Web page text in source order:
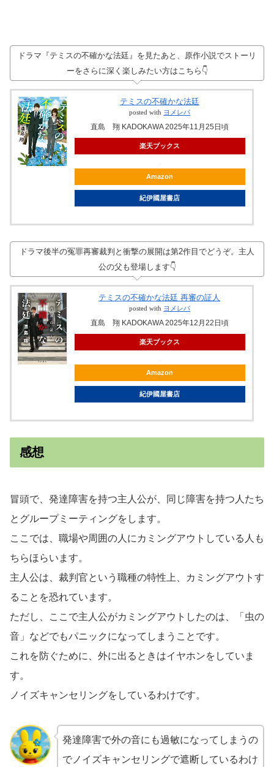
ドラマ『テミスの不確かな法廷』を見たあと、原作小説でストーリ
ーをさらに深く楽しみたい方はこちら👇
テミスの不確かな法廷
posted with ヨメレバ
直島 翔 KADOKAWA 2025年11月25日頃
楽天ブックス
Amazon
紀伊國屋書店
ドラマ後半の冤罪再審裁判と衝撃の展開は第2作目でどうぞ。主人
公の父も登場します👇
テミスの不確かな法廷 再審の証人
posted with ヨメレバ
直島 翔 KADOKAWA 2025年12月22日頃
楽天ブックス
Amazon
紀伊國屋書店
感想
冒頭で、発達障害を持つ主人公が、同じ障害を持つ人たち
とグループミーティングをします。
ここでは、職場や周囲の人にカミングアウトしている人も
ちらほらいます。
主人公は、裁判官という職種の特性上、カミングアウトす
ることを恐れています。
ただし、ここで主人公がカミングアウトしたのは、「虫の
音」などでもパニックになってしまうことです。
これを防ぐために、外に出るときはイヤホンをしていま
す。
ノイズキャンセリングをしているわけです。
発達障害で外の音にも過敏になってしまうの
でノイズキャンセリングで遮断しているわけ